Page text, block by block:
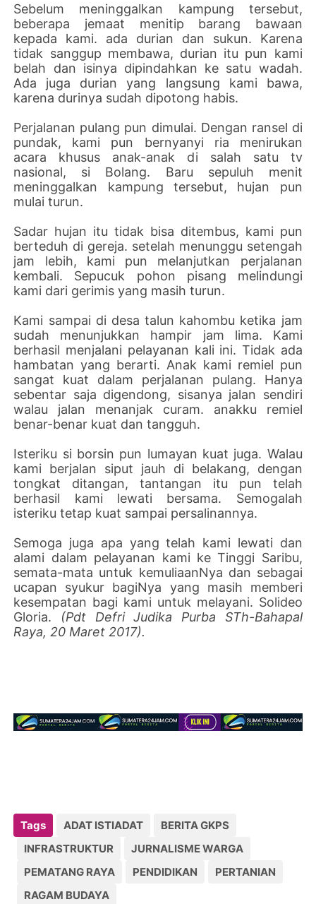
Sebelum meninggalkan kampung tersebut,
beberapa jemaat menitip barang bawaan
kepada kami. ada durian dan sukun. Karena
tidak sanggup membawa, durian itu pun kami
belah dan isinya dipindahkan ke satu wadah.
Ada juga durian yang langsung kami bawa,
karena durinya sudah dipotong habis.
Perjalanan pulang pun dimulai. Dengan ransel di
pundak, kami pun bernyanyi ria menirukan
acara khusus anak-anak di salah satu tv
nasional, si Bolang. Baru sepuluh menit
meninggalkan kampung tersebut, hujan pun
mulai turun.
Sadar hujan itu tidak bisa ditembus, kami pun
berteduh di gereja. setelah menunggu setengah
jam lebih, kami pun melanjutkan perjalanan
kembali. Sepucuk pohon pisang melindungi
kami dari gerimis yang masih turun.
Kami sampai di desa talun kahombu ketika jam
sudah menunjukkan hampir jam lima. Kami
berhasil menjalani pelayanan kali ini. Tidak ada
hambatan yang berarti. Anak kami remiel pun
sangat kuat dalam perjalanan pulang. Hanya
sebentar saja digendong, sisanya jalan sendiri
walau jalan menanjak curam. anakku remiel
benar-benar kuat dan tangguh.
Isteriku si borsin pun lumayan kuat juga. Walau
kami berjalan siput jauh di belakang, dengan
tongkat ditangan, tantangan itu pun telah
berhasil kami lewati bersama. Semogalah
isteriku tetap kuat sampai persalinannya.
Semoga juga apa yang telah kami lewati dan
alami dalam pelayanan kami ke Tinggi Saribu,
semata-mata untuk kemuliaanNya dan sebagai
ucapan syukur bagiNya yang masih memberi
kesempatan bagi kami untuk melayani. Solideo
Gloria. (Pdt Defri Judika Purba STh-Bahapal
Raya, 20 Maret 2017).
Tags ADAT ISTIADAT
BERITA GKPS
INFRASTRUKTUR
JURNALISME WARGA
PEMATANG RAYA
PENDIDIKAN
PERTANIAN
RAGAM BUDAYA